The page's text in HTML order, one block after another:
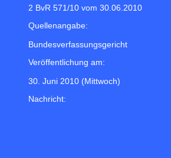
2 BvR 571/10 vom 30.06.2010
Quellenangabe:
Bundesverfassungsgericht
Veröffentlichung am:
30. Juni 2010 (Mittwoch)
Nachricht: